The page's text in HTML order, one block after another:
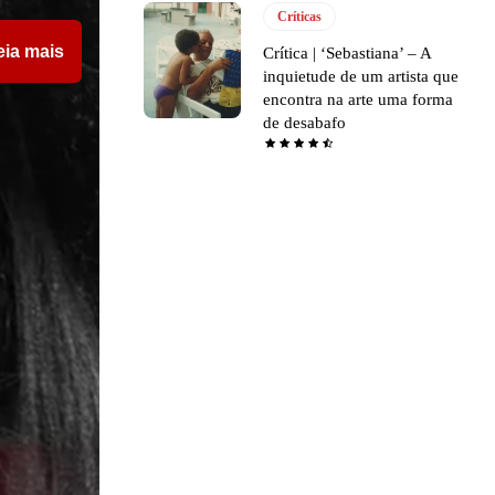
mais
Críticas
Crítica | ‘Sebastiana’ – A
inquietude de um artista que
encontra na arte uma forma
de desabafo